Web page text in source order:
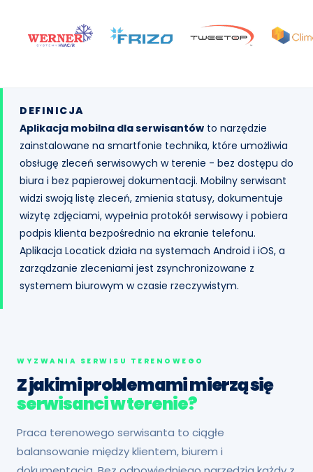
DEFINICJA
Aplikacja mobilna dla serwisantów to narzędzie
zainstalowane na smartfonie technika, które umożliwia
obsługę zleceń serwisowych w terenie - bez dostępu do
biura i bez papierowej dokumentacji. Mobilny serwisant
widzi swoją listę zleceń, zmienia statusy, dokumentuje
wizytę zdjęciami, wypełnia protokół serwisowy i pobiera
podpis klienta bezpośrednio na ekranie telefonu.
Aplikacja Locatick działa na systemach Android i iOS, a
zarządzanie zleceniami jest zsynchronizowane z
systemem biurowym w czasie rzeczywistym.
WYZWANIA SERWISU TERENOWEGO
Z jakimi problemami mierzą się
serwisanci w terenie?
Praca terenowego serwisanta to ciągłe
balansowanie między klientem, biurem i